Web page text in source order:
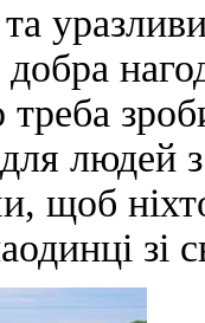
треба
людей
щоб
зі